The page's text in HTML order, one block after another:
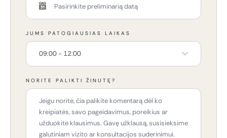
JUMS PATOGIAUSIAS LAIKAS
09:00 - 12:00
NORITE PALIKTI ŽINUTĘ?